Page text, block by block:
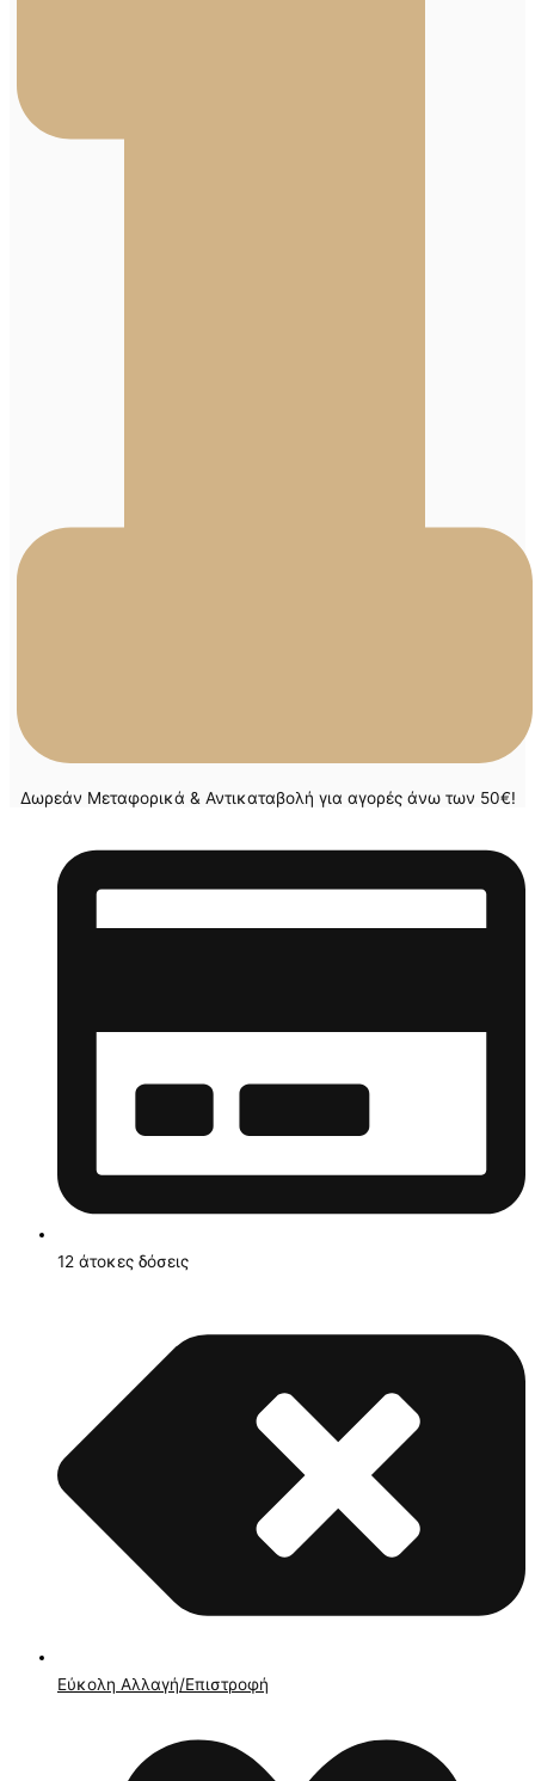
Δωρεάν Μεταφορικά & Αντικαταβολή για αγορές άνω των 50€!
12 άτοκες δόσεις
Εύκολη Αλλαγή/Επιστροφή